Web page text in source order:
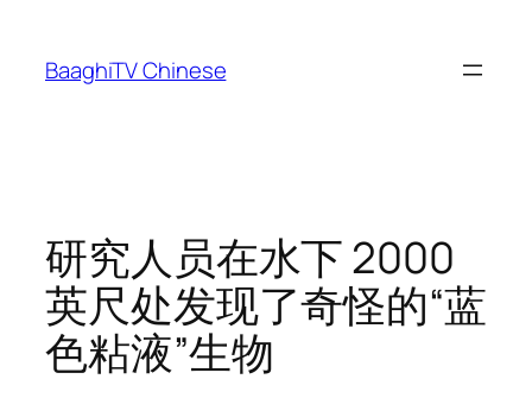
content
BaaghiTV Chinese
研究人员在水下 2000
英尺处发现了奇怪的“蓝
色粘液”生物